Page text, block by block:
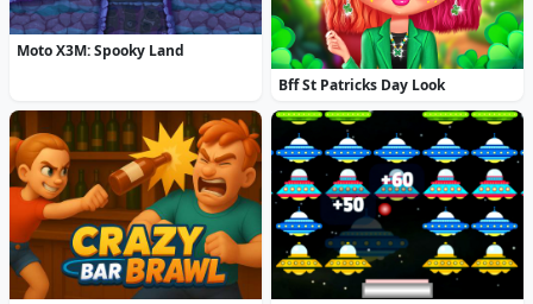
Moto X3M: Spooky Land
Bff St Patricks Day Look